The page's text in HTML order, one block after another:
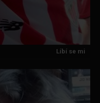
Líbí se mi